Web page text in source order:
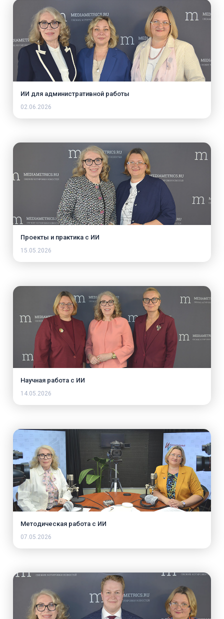
ИИ для административной работы
02.06.2026
Проекты и практика с ИИ
15.05.2026
Научная работа с ИИ
14.05.2026
Методическая работа с ИИ
07.05.2026